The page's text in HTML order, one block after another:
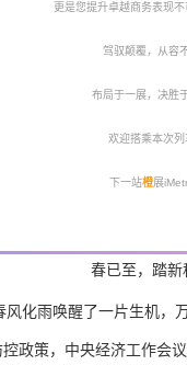
更是您提升卓越商务表现
驾驭颠覆，从容
布局于一展，决胜
欢迎搭乘本次列
下一站橙展
春已至，踏新
风化雨唤醒了一片生机，
政策，中央经济工作会